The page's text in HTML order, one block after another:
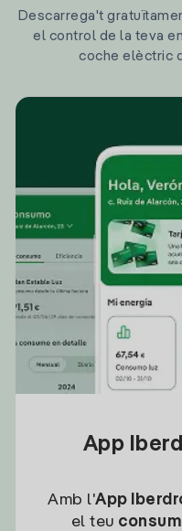
Descarrega't
el control de la teva
coche elèctric
App
Amb l'App
el teu